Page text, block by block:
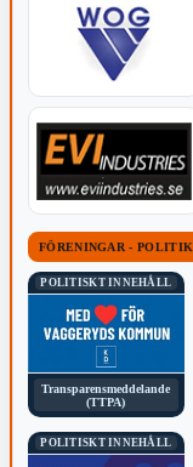
FÖRENINGAR - POLITIK
POLITISKT INNEHÅLL
Transparensmeddelande
(TTPA)
POLITISKT INNEHÅLL